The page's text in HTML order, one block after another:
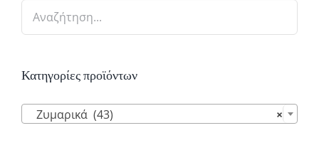
Κατηγορίες προϊόντων
×
Ζυμαρικά (43)